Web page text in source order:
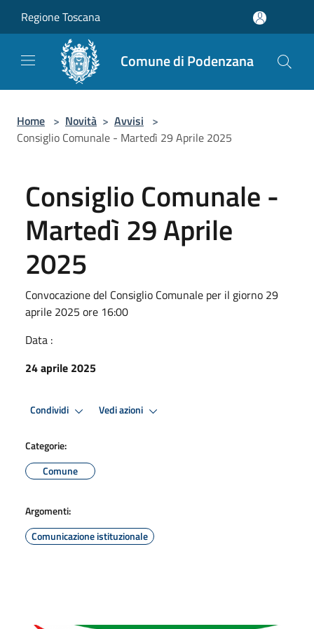
Regione Toscana
Comune di Podenzana
Home > Novità > Avvisi >
Consiglio Comunale - Martedì 29 Aprile 2025
Consiglio Comunale -
Martedì 29 Aprile
2025
Convocazione del Consiglio Comunale per il giorno 29
aprile 2025 ore 16:00
Data :
24 aprile 2025
Condividi Vedi azioni
Categorie:
Comune
Argomenti:
Comunicazione istituzionale